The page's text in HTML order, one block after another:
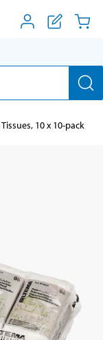
Tissues, 10 x 10-pack